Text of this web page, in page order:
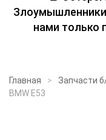
нами только
Главная Запчасти
BMW E53